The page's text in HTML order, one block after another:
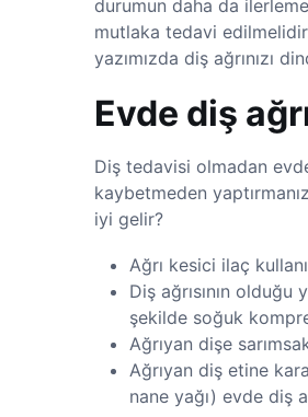
durumun daha da
mutlaka tedavi
yazımızda diş ağrınızı
Evde diş
Diş tedavisi olmadan
kaybetmeden
iyi gelir?
Ağrı kesici ilaç
Diş ağrısının
şekilde soğuk
Ağrıyan dişe
Ağrıyan diş etine
nane yağı) evde diş